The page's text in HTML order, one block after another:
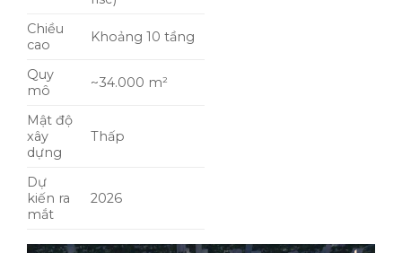
Chiều
cao
Khoảng 10 tầng
Quy
mô
~34.000 m²
Mật độ
xây
dựng
Thấp
Dự
kiến ra
mắt
2026